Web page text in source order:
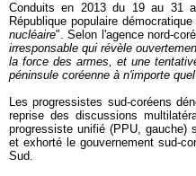
Conduits en 2013 du 19 au 31
République populaire
nucléaire". Selon l'agence nord-
irresponsable qui révèle
la force des armes, et une
péninsule coréenne à n'importe
Les progressistes sud-coréens
reprise des discussions
progressiste unifié (PPU, gauche)
et exhorté le gouvernement sud-
Sud.